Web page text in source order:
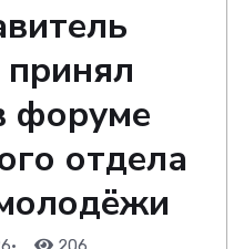
форуме
отдела